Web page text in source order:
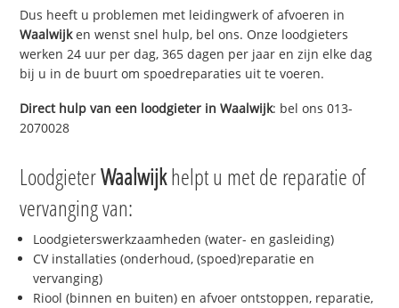
Dus heeft u problemen met leidingwerk of afvoeren in
Waalwijken wenst snel hulp, bel ons. Onze loodgieters
werken 24 uur per dag, 365 dagen per jaar en zijn elke dag
bij u in de buurt om spoedreparaties uit te voeren.
Direct hulp van een loodgieter inWaalwijk: bel ons 013-
2070028
LoodgieterWaalwijkhelpt u met de reparatie of
vervanging van:
Loodgieterswerkzaamheden (water- en gasleiding)
CV installaties (onderhoud, (spoed)reparatie en
vervanging)
Riool (binnen en buiten) en afvoer ontstoppen, reparatie,